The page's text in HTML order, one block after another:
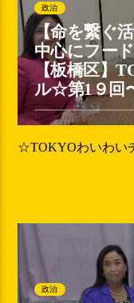
政治
【命を繋ぐ
中心にフー
【板橋区】
ル☆第1９回
☆TOKYOわいわい
政治